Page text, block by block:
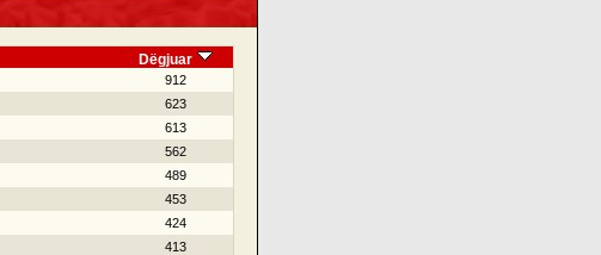
Dëgjuar
912
623
613
562
489
453
424
413